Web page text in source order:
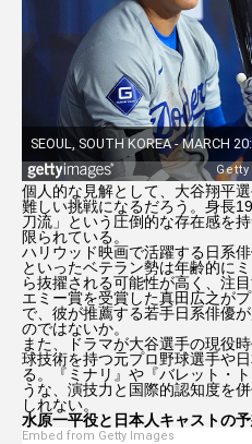
海外旅行 海外移住
瞬間英作文 祐真キキ
英会話 菅野恵
鍵 防犯グッズ
個人的な見解として、大谷翔平
難しい挑戦になるだろう。身長
刀流」という圧倒的な存在感を
限られている。
ハリウッド映画で活躍する日系
といったベテラン勢は年齢的に
ら抜擢される可能性が高く、注
エミー賞を受賞した真田広之が
で、彼が推薦する若手日系俳優
のではないか。
また、ドラマが大谷選手の現役
球技術を持つ元プロ野球選手や
る。『ミナリ』や『バレット・
うな、演技力と国際的認知度を
しれない。
水原一平役と日本人キャストの
Embed from Getty Images